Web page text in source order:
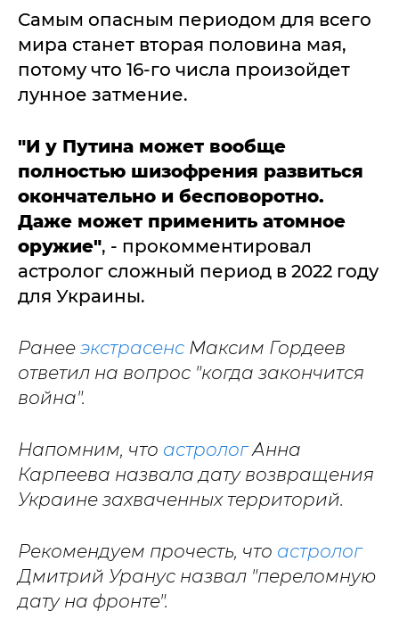
Самым опасным периодом для всего
мира станет вторая половина мая,
потому что 16-го числа произойдет
лунное затмение.
"И у Путина может вообще
полностью шизофрения развиться
окончательно и бесповоротно.
Даже может применить атомное
оружие", - прокомментировал
астролог сложный период в 2022 году
для Украины.
Ранее экстрасенс Максим Гордеев
ответил на вопрос "когда закончится
война".
Напомним, что астрологАнна
Карпеева назвала дату возвращения
Украине захваченных территорий.
Рекомендуем прочесть, что астролог
Дмитрий Уранус назвал "переломную
дату на фронте".